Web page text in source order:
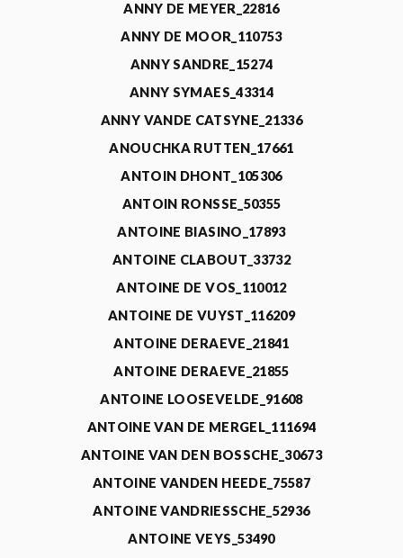
ANNY DE MEYER_22816
ANNY DE MOOR_110753
ANNY SANDRE_15274
ANNY SYMAES_43314
ANNY VANDE CATSYNE_21336
ANOUCHKA RUTTEN_17661
ANTOIN DHONT_105306
ANTOIN RONSSE_50355
ANTOINE BIASINO_17893
ANTOINE CLABOUT_33732
ANTOINE DE VOS_110012
ANTOINE DE VUYST_116209
ANTOINE DERAEVE_21841
ANTOINE DERAEVE_21855
ANTOINE LOOSEVELDE_91608
ANTOINE VAN DE MERGEL_111694
ANTOINE VAN DEN BOSSCHE_30673
ANTOINE VANDEN HEEDE_75587
ANTOINE VANDRIESSCHE_52936
ANTOINE VEYS_53490